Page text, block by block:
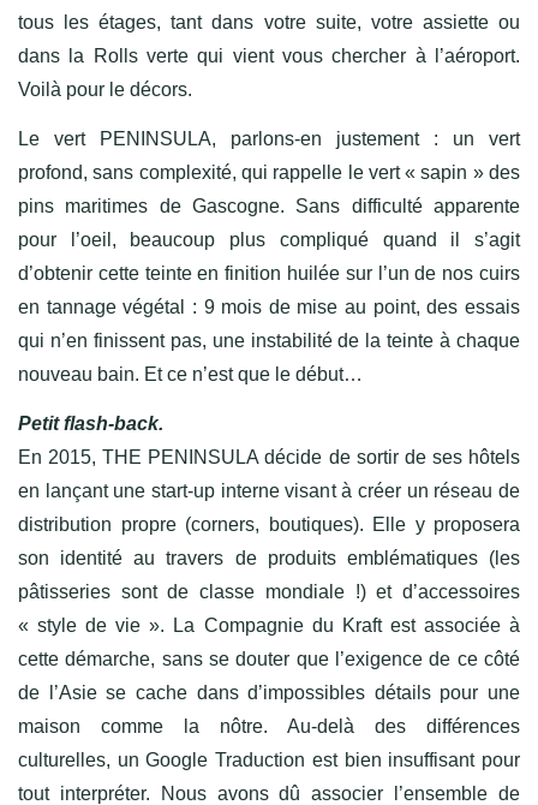
tous les étages, tant dans votre suite, votre assiette ou
dans la Rolls verte qui vient vous chercher à l’aéroport.
Voilà pour le décors.
Le vert PENINSULA, parlons-en justement : un vert
profond, sans complexité, qui rappelle le vert « sapin » des
pins maritimes de Gascogne. Sans difficulté apparente
pour l’oeil, beaucoup plus compliqué quand il s’agit
d’obtenir cette teinte en finition huilée sur l’un de nos cuirs
en tannage végétal : 9 mois de mise au point, des essais
qui n’en finissent pas, une instabilité de la teinte à chaque
nouveau bain. Et ce n’est que le début…
Petit flash-back.
En 2015, THE PENINSULA décide de sortir de ses hôtels
en lançant une start-up interne visant à créer un réseau de
distribution propre (corners, boutiques). Elle y proposera
son identité au travers de produits emblématiques (les
pâtisseries sont de classe mondiale !) et d’accessoires
« style de vie ». La Compagnie du Kraft est associée à
cette démarche, sans se douter que l’exigence de ce côté
de l’Asie se cache dans d’impossibles détails pour une
maison comme la nôtre. Au-delà des différences
culturelles, un Google Traduction est bien insuffisant pour
tout interpréter. Nous avons dû associer l’ensemble de